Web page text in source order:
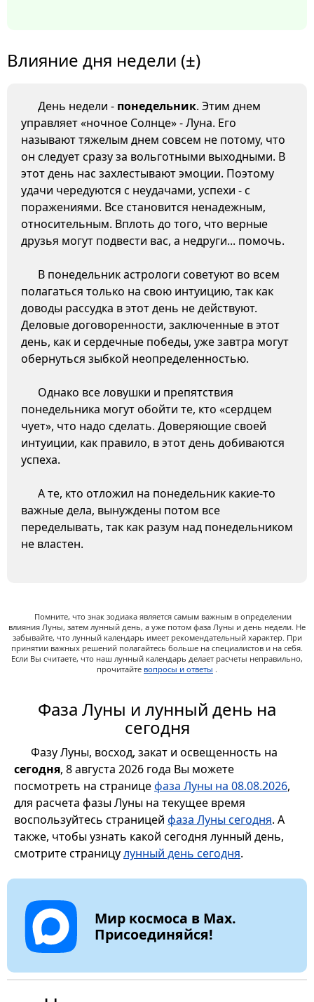
Влияние дня недели (±)
День недели - понедельник. Этим днем
управляет «ночное Солнце» - Луна. Его
называют тяжелым днем совсем не потому, что
он следует сразу за вольготными выходными. В
этот день нас захлестывают эмоции. Поэтому
удачи чередуются с неудачами, успехи - с
поражениями. Все становится ненадежным,
относительным. Вплоть до того, что верные
друзья могут подвести вас, а недруги... помочь.
В понедельник астрологи советуют во всем
полагаться только на свою интуицию, так как
доводы рассудка в этот день не действуют.
Деловые договоренности, заключенные в этот
день, как и сердечные победы, уже завтра могут
обернуться зыбкой неопределенностью.
Однако все ловушки и препятствия
понедельника могут обойти те, кто «сердцем
чует», что надо сделать. Доверяющие своей
интуиции, как правило, в этот день добиваются
успеха.
А те, кто отложил на понедельник какие-то
важные дела, вынуждены потом все
переделывать, так как разум над понедельником
не властен.
Помните, что знак зодиака является самым важным в определении
влияния Луны, затем лунный день, а уже потом фаза Луны и день недели. Не
забывайте, что лунный календарь имеет рекомендательный характер. При
принятии важных решений полагайтесь больше на специалистов и на себя.
Если Вы считаете, что наш лунный календарь делает расчеты неправильно,
прочитайте вопросы и ответы .
Фаза Луны и лунный день на
сегодня
Фазу Луны, восход, закат и освещенность на
сегодня, 8 августа 2026 года Вы можете
посмотреть на страницефаза Луны на 08.08.2026,
для расчета фазы Луны на текущее время
воспользуйтесь страницей фаза Луны сегодня. А
также, чтобы узнать какой сегодня лунный день,
смотрите страницулунный день сегодня.
Мир космоса в Max.
Присоединяйся!